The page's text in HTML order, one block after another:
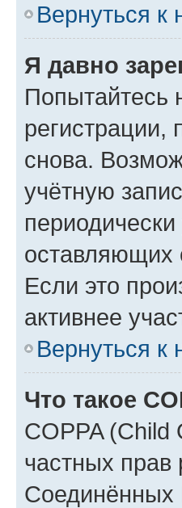
Вернуться к
Я давно
Попытайтесь
регистрации,
снова.
учётную
оставляющих
Если это
активнее
Вернуться к
Что такое
COPPA (Child
частных прав
Соединённых